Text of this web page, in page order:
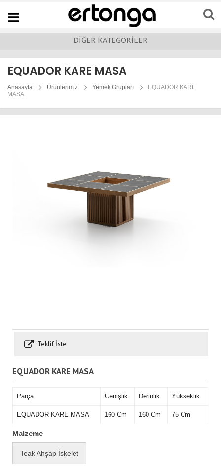
Navigation
DİĞER KATEGORİLER
EQUADOR KARE MASA
Anasayfa Ürünlerimiz Yemek Grupları
EQUADOR KARE
MASA
Teklif İste
EQUADOR KARE MASA
Parça Genişlik Derinlik Yükseklik
EQUADOR KARE MASA 160 Cm 160 Cm 75 Cm
Malzeme
Teak Ahşap İskelet